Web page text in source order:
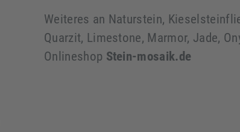
Weiteres an Naturstein,
Quarzit, Limestone, Marmor, Jade,
Onlineshop Stein-mosaik.de